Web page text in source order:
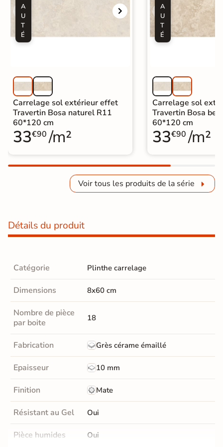
A
U
T
É
Carrelage sol extérieur effet
Travertin Bosa naturel R11
60*120 cm
33€90 /m²
A
U
T
É
Carrelage sol
Travertin Bosa
60*120 cm
33€90 /m²
Voir tous les produits de la série
Détails du produit
Catégorie Plinthe carrelage
Dimensions 8x60 cm
Nombre de pièce
par boite
18
Fabrication Grès cérame émaillé
Epaisseur 10 mm
Finition Mate
Résistant au Gel Oui
Pièce humides Oui